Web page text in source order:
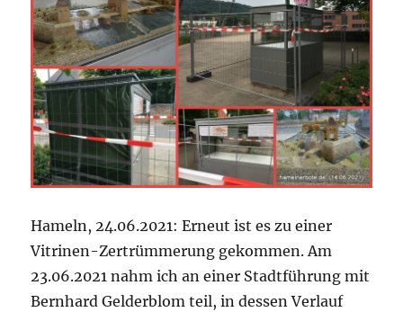
Hameln, 24.06.2021: Erneut ist es zu einer
Vitrinen-Zertrümmerung gekommen. Am
23.06.2021 nahm ich an einer Stadtführung mit
Bernhard Gelderblom teil, in dessen Verlauf